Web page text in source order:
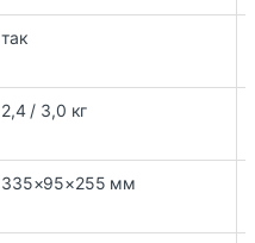
так
2,4 / 3,0 кг
335×95×255 мм